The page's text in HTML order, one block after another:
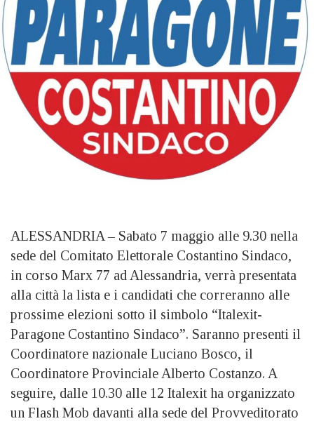
ALESSANDRIA – Sabato 7 maggio alle 9.30 nella
sede del Comitato Elettorale Costantino Sindaco,
in corso Marx 77 ad Alessandria, verrà presentata
alla città la lista e i candidati che correranno alle
prossime elezioni sotto il simbolo “Italexit-
Paragone Costantino Sindaco”. Saranno presenti il
Coordinatore nazionale Luciano Bosco, il
Coordinatore Provinciale Alberto Costanzo. A
seguire, dalle 10.30 alle 12 Italexit ha organizzato
un Flash Mob davanti alla sede del Provveditorato